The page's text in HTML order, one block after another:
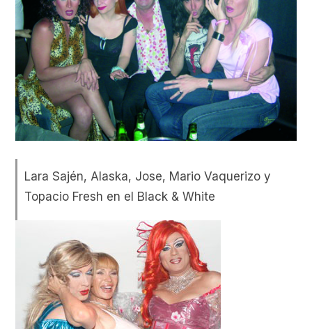
Lara Sajén, Alaska, Jose, Mario Vaquerizo y
Topacio Fresh en el Black & White